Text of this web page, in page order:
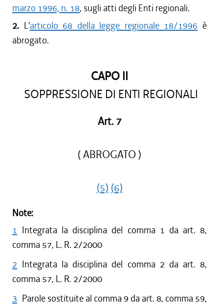
marzo 1996, n. 18, sugli atti degli Enti regionali.
2. L'articolo 68 della legge regionale 18/1996 è
abrogato.
CAPO II
SOPPRESSIONE DI ENTI REGIONALI
Art. 7
( ABROGATO )
(5) (6)
Note:
1 Integrata la disciplina del comma 1 da art. 8,
comma 57, L. R. 2/2000
2 Integrata la disciplina del comma 2 da art. 8,
comma 57, L. R. 2/2000
3 Parole sostituite al comma 9 da art. 8, comma 59,